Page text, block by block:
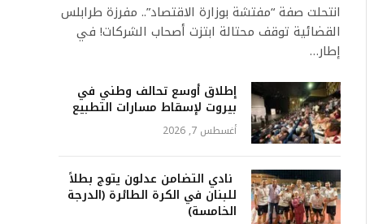
انتحلت صفة “مفتشة بوزارة الاقتصاد”.. مفرزة طرابلس
القضائية توقف محتالة ابتزت أصحاب الشركات! في
إطار…
إطلاق أوسع تحالف وطني في
بيروت لإسقاط مسارات التطبيع
أغسطس 7, 2026
نادي التضامن عدلون يتوج بطلاً
للبنان في الكرة الطائرة (الدرجة
الخامسة)